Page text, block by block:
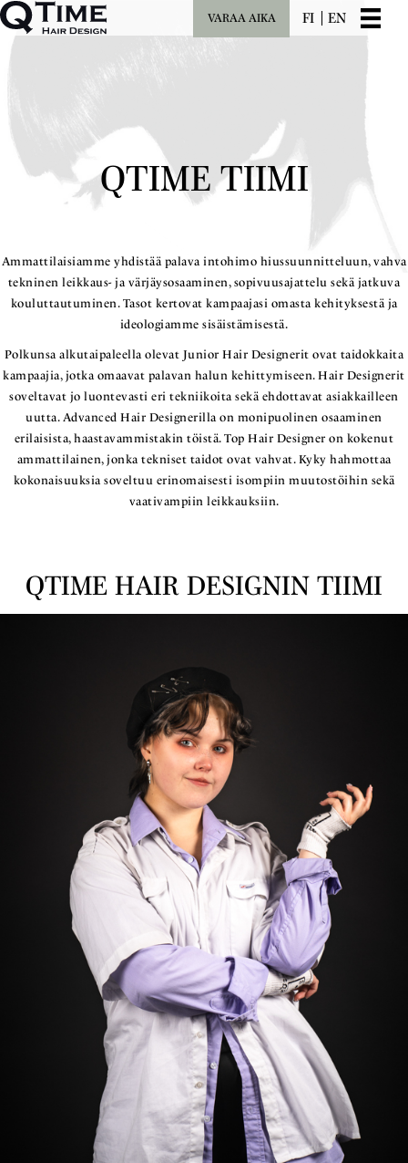
VARAA AIKA FI EN
QTIME TIIMI
Ammattilaisiamme yhdistää palava intohimo hiussuunnitteluun, vahva
tekninen leikkaus- ja värjäysosaaminen, sopivuusajattelu sekä jatkuva
kouluttautuminen. Tasot kertovat kampaajasi omasta kehityksestä ja
ideologiamme sisäistämisestä.
Polkunsa alkutaipaleella olevat Junior Hair Designerit ovat taidokkaita
kampaajia, jotka omaavat palavan halun kehittymiseen. Hair Designerit
soveltavat jo luontevasti eri tekniikoita sekä ehdottavat asiakkailleen
uutta. Advanced Hair Designerilla on monipuolinen osaaminen
erilaisista, haastavammistakin töistä. Top Hair Designer on kokenut
ammattilainen, jonka tekniset taidot ovat vahvat. Kyky hahmottaa
kokonaisuuksia soveltuu erinomaisesti isompiin muutostöihin sekä
vaativampiin leikkauksiin.
QTIME HAIR DESIGNIN TIIMI